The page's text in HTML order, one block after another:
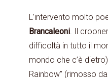
L’intervento molto
Brancaleoni. Il
difficoltà in tutto il
mondo che c’è
Rainbow” (rimosso